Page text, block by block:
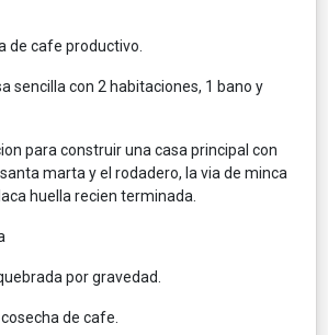
de cafe productivo.
sencilla con 2 habitaciones, 1 bano y
para construir una casa principal con
marta y el rodadero, la via de minca
huella recien terminada.
por gravedad.
de cafe.